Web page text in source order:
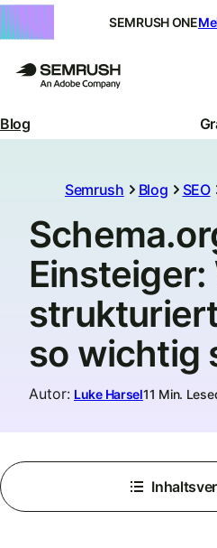
SEMRUSH ONE
Blog
Semrush Blog SEO
Einsteiger:
so wichtig
Autor: Luke Harsel11 Min.